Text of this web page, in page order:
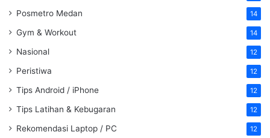
Posmetro Medan 14
Gym & Workout 14
Nasional 12
Peristiwa 12
Tips Android / iPhone 12
Tips Latihan & Kebugaran 12
Rekomendasi Laptop / PC 12